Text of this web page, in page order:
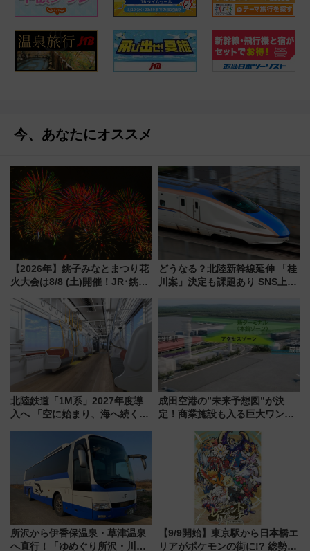
今、あなたにオススメ
【2026年】銚子みなとまつり花
火大会は8/8 (土)開催！JR･銚子
報、利根川に咲く8,000発の大迫
力＆屋台を満喫
どうなる？北陸新幹線延伸 「桂
川案」決定も課題あり SNS上の
北陸鉄道「1M系」2027年度導
入へ 「空に始まり、海へ続く」
神秘的なデザイン
成田空港の”未来予想図”が決
定！商業施設も入る巨大ワンタ
で新型特急が品川･羽田とを結
ぶ！ JR空港駅は2面3線化！
所沢から伊香保温泉・草津温泉
へ直行！「ゆめぐり所沢・川越
【9/9開始】東京駅から日本橋エ
リアがポケモンの街に!? 総勢